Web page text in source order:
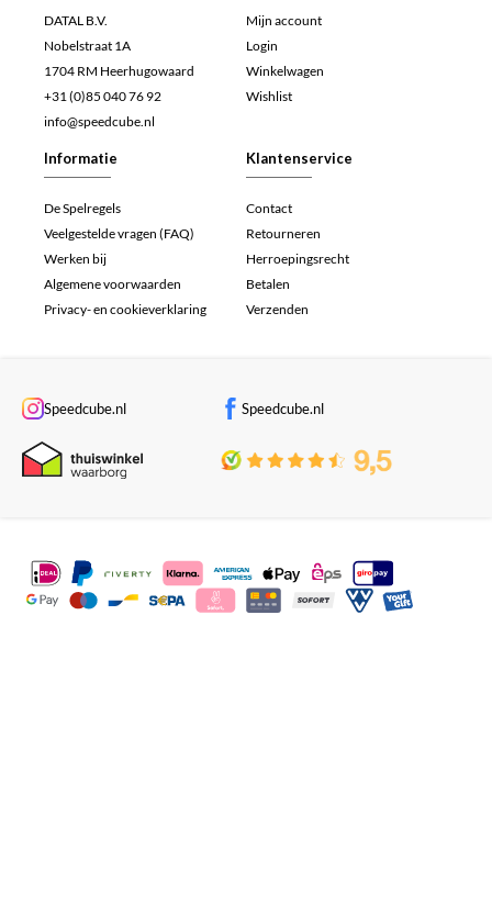
DATAL B.V.
Nobelstraat 1A
1704 RM Heerhugowaard
+31 (0)85 040 76 92
info@speedcube.nl
Mijn account
Login
Winkelwagen
Wishlist
Informatie
De Spelregels
Veelgestelde vragen (FAQ)
Werken bij
Algemene voorwaarden
Privacy- en cookieverklaring
Klantenservice
Contact
Retourneren
Herroepingsrecht
Betalen
Verzenden
Speedcube.nl Speedcube.nl